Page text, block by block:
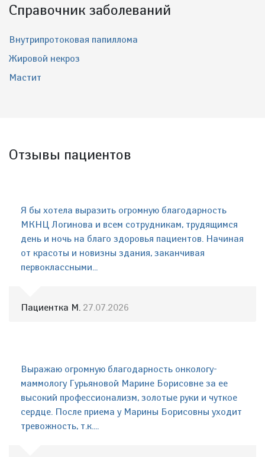
Справочник заболеваний
Внутрипротоковая папиллома
Жировой некроз
Мастит
Отзывы пациентов
Я бы хотела выразить огромную благодарность
МКНЦ Логинова и всем сотрудникам, трудящимся
день и ночь на благо здоровья пациентов. Начиная
от красоты и новизны здания, заканчивая
первоклассными...
Пациентка М. 27.07.2026
Выражаю огромную благодарность онкологу-
маммологу Гурьяновой Марине Борисовне за ее
высокий профессионализм, золотые руки и чуткое
сердце. После приема у Марины Борисовны уходит
тревожность, т.к....